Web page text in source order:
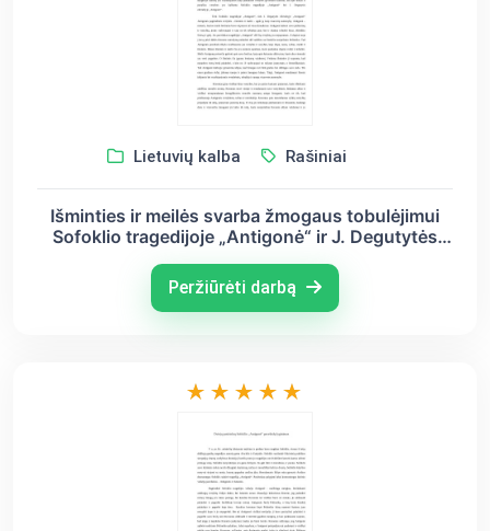
Lietuvių kalba Rašiniai
Išminties ir meilės svarba žmogaus tobulėjimui
Sofoklio tragedijoje „Antigonė“ ir J. Degutytės
Peržiūrėti darbą